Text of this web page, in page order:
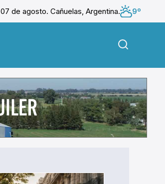
07 de agosto. Cañuelas, Argentina.
9º